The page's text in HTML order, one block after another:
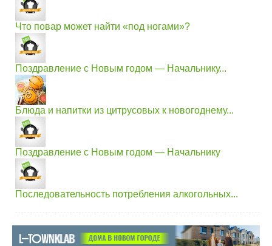
Что повар может найти «под ногами»?
Поздравление с Новым годом — Начальнику...
Блюда и напитки из цитрусовых к новогоднему...
Поздравление с Новым годом — Начальнику
Последовательность потребления алкогольных...